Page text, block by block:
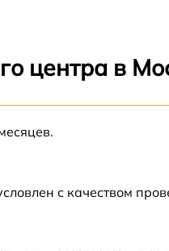
от 60 мин
центра в
с качеством